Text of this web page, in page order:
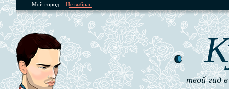
Мой город: Не выбран
твой гид